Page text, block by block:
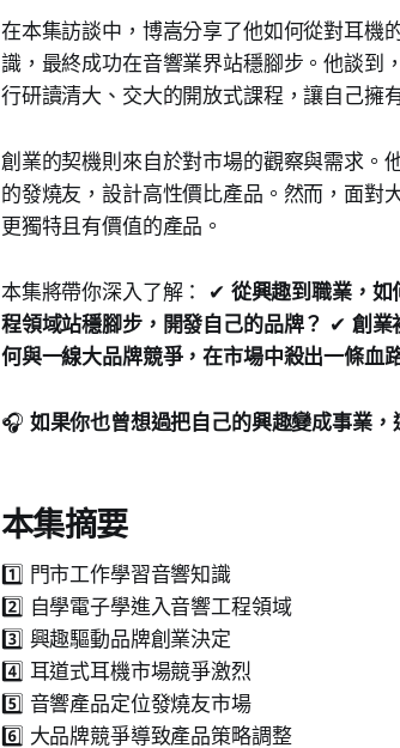
在本集訪談中，博嵩分享了他如何從對耳機
識，最終成功在音響業界站穩腳步。他談到
行研讀清大、交大的開放式課程，讓自己擁
創業的契機則來自於對市場的觀察與需求。
的發燒友，設計高性價比產品。然而，面對
更獨特且有價值的產品。
本集將帶你深入了解： ✔ 從興趣到職業，如
程領域站穩腳步，開發自己的品牌？ ✔ 創業
何與一線大品牌競爭，在市場中殺出一條血
🎧 如果你也曾想過把自己的興趣變成事業
本集摘要
1️⃣ 門市工作學習音響知識
2️⃣ 自學電子學進入音響工程領域
3️⃣ 興趣驅動品牌創業決定
4️⃣ 耳道式耳機市場競爭激烈
5️⃣ 音響產品定位發燒友市場
6️⃣ 大品牌競爭導致產品策略調整